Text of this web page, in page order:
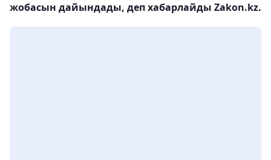
жобасын дайындады, деп хабарлайды Zakon.kz.